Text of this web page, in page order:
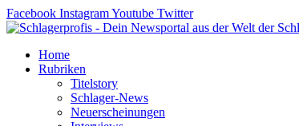
Zum
Inhalt
Facebook InstagramYoutube Twitter
Home
Rubriken
Titelstory
Schlager-News
Neuerscheinungen